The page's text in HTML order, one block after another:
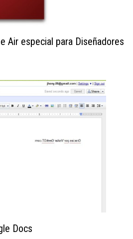
Air especial para Diseñadores
Docs